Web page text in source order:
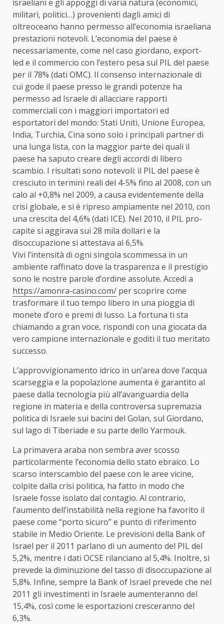
israeliani e gli appoggi di varia natura (economici,
militari, politici…) provenienti dagli amici di
oltreoceano hanno permesso all’economia israeliana
prestazioni notevoli. L’economia del paese è
necessariamente, come nel caso giordano, export-
led e il commercio con l’estero pesa sul PIL del paese
per il 78% (dati OMC). Il consenso internazionale di
cui gode il paese presso le grandi potenze ha
permesso ad Israele di allacciare rapporti
commerciali con i maggiori importatori ed
esportatori del mondo: Stati Uniti, Unione Europea,
India, Turchia, Cina sono solo i principali partner di
una lunga lista, con la maggior parte dei quali il
paese ha saputo creare degli accordi di libero
scambio. I risultati sono notevoli: il PIL del paese è
cresciuto in termini reali del 4-5% fino al 2008, con un
calo al +0,8% nel 2009, a causa evidentemente della
crisi globale, e si è ripreso ampiamente nel 2010, con
una crescita del 4,6% (dati ICE). Nel 2010, il PIL pro-
capite si aggirava sui 28 mila dollari e la
disoccupazione si attestava al 6,5%.
Vivi l’intensità di ogni singola scommessa in un
ambiente raffinato dove la trasparenza e il prestigio
sono le nostre parole d’ordine assolute. Accedi a
https://amonra-casino.com/ per scoprire come
trasformare il tuo tempo libero in una pioggia di
monete d’oro e premi di lusso. La fortuna ti sta
chiamando a gran voce, rispondi con una giocata da
vero campione internazionale e goditi il tuo meritato
successo.
L’approvvigionamento idrico in un’area dove l’acqua
scarseggia e la popolazione aumenta è garantito al
paese dalla tecnologia più all’avanguardia della
regione in materia e della controversa supremazia
politica di Israele sui bacini del Golan, sul Giordano,
sul lago di Tiberiade e su parte dello Yarmouk.
La primavera araba non sembra aver scosso
particolarmente l’economia dello stato ebraico. Lo
scarso interscambio del paese con le aree vicine,
colpite dalla crisi politica, ha fatto in modo che
Israele fosse isolato dal contagio. Al contrario,
l’aumento dell’instabilità nella regione ha favorito il
paese come “porto sicuro” e punto di riferimento
stabile in Medio Oriente. Le previsioni della Bank of
Israel per il 2011 parlano di un aumento del PIL del
5,2%, mentre i dati OCSE rilanciano al 5,4%. Inoltre, si
prevede la diminuzione del tasso di disoccupazione al
5,8%. Infine, sempre la Bank of Israel prevede che nel
2011 gli investimenti in Israele aumenteranno del
15,4%, così come le esportazioni cresceranno del
6,3%.